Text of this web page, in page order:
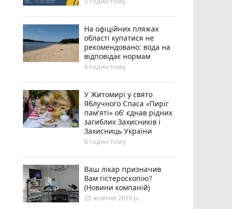
На офіційних пляжах
області купатися не
рекомендовано: вода на
відповідає нормам
6 годин тому
У Житомирі у свято
Яблучного Спаса «Пиріг
пам'яті» об' єднав рідних
загиблих Захисників і
Захисниць України
6 годин тому
Ваш лікар призначив
Вам гістероскопію?
(Новини компаній)
25 жовтня 2019 р.